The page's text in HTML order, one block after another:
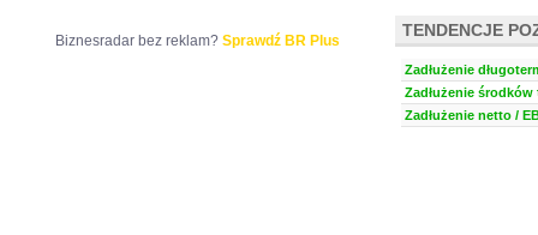
TENDENCJE
Zadłużenie
Zadłużenie środków
Zadłużenie netto /
Biznesradar bez reklam? Sprawdź BR Plus